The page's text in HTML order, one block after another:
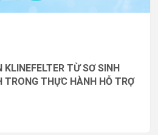
KLINEFELTER TỪ SƠ SINH
TRONG THỰC HÀNH HỖ TRỢ